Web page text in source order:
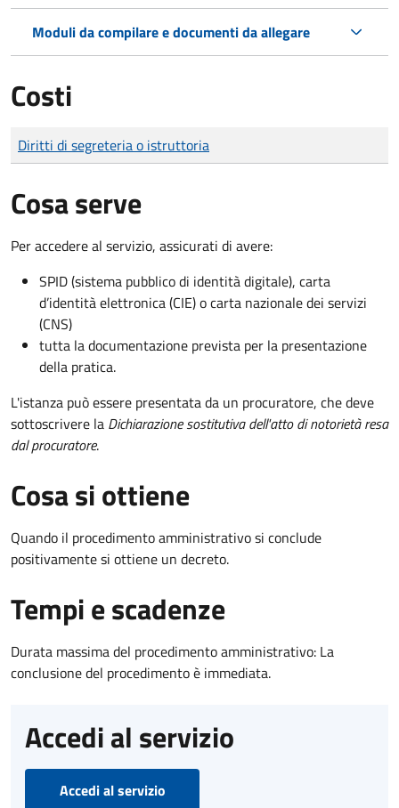
Moduli da compilare e documenti da allegare
Costi
Tipo di pagamento
Importo
Diritti di segreteria o istruttoria
Cosa serve
Per accedere al servizio, assicurati di avere:
SPID (sistema pubblico di identità digitale), carta
d’identità elettronica (CIE) o carta nazionale dei servizi
(CNS)
tutta la documentazione prevista per la presentazione
della pratica.
L'istanza può essere presentata da un procuratore, che deve
sottoscrivere la Dichiarazione sostitutiva dell'atto di notorietà resa
dal procuratore.
Cosa si ottiene
Quando il procedimento amministrativo si conclude
positivamente si ottiene un decreto.
Tempi e scadenze
Durata massima del procedimento amministrativo: La
conclusione del procedimento è immediata.
Accedi al servizio
Accedi al servizio